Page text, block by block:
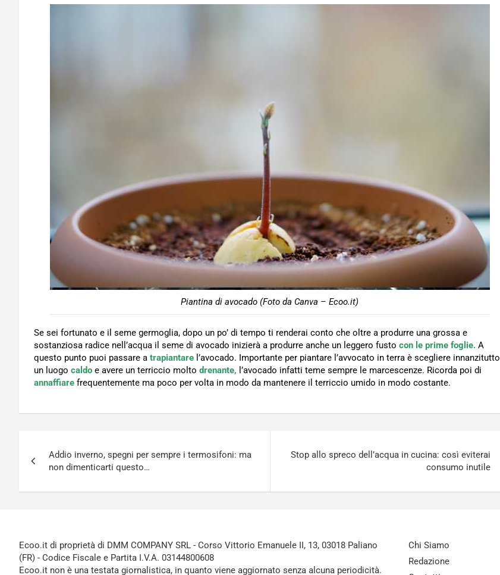
Piantina di avocado (Foto da Canva – Ecoo.it)
Se sei fortunato e il seme germoglia, dopo un po’ di tempo ti renderai conto che oltre a produrre una grossa e
sostanziosa radice nell’acqua il seme di avocado inizierà a produrre anche un leggero fusto con le prime foglie. A
questo punto puoi passare a trapiantare l’avocado. Importante per piantare l’avvocato in terra è scegliere innanzitutto
un luogo caldo e avere un terriccio molto drenante, l’avocado infatti teme sempre le marcescenze. Ricorda poi di
annaffiare frequentemente ma poco per volta in modo da mantenere il terriccio umido in modo costante.
articoli
Addio inverno, spegni per sempre i termosifoni: ma
non dimenticarti questo…
Stop allo spreco dell’acqua in cucina: così eviterai
consumo inutile
Ecoo.it di proprietà di DMM COMPANY SRL - Corso Vittorio Emanuele II, 13, 03018 Paliano
(FR) - Codice Fiscale e Partita I.V.A. 03144800608
Ecoo.it non è una testata giornalistica, in quanto viene aggiornato senza alcuna periodicità.
Chi Siamo
Redazione